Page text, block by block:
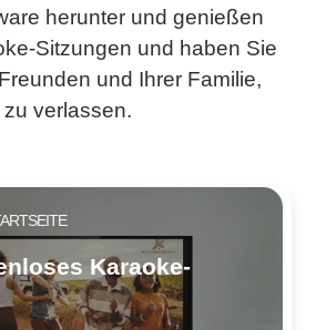
herunter und genießen
Sitzungen und haben Sie
und Ihrer Familie,
verlassen.
Karaoke-